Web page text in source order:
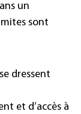
un
sont
dressent
et d’accès à